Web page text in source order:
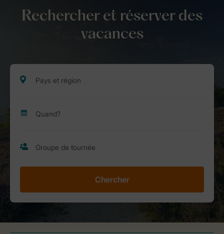
Rechercher et réserver des
vacances
Chercher